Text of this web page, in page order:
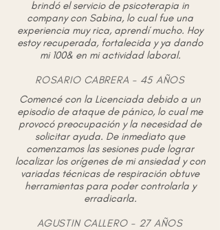
brindó el servicio de psicoterapia in
company con Sabina, lo cual fue una
experiencia muy rica, aprendí mucho. Hoy
estoy recuperada, fortalecida y ya dando
mi 100& en mi actividad laboral.
ROSARIO CABRERA - 45 AÑOS
Comencé con la Licenciada debido a un
episodio de ataque de pánico, lo cual me
provocó preocupación y la necesidad de
solicitar ayuda. De inmediato que
comenzamos las sesiones pude lograr
localizar los orígenes de mi ansiedad y con
variadas técnicas de respiración obtuve
herramientas para poder controlarla y
erradicarla.
AGUSTIN CALLERO - 27 AÑOS